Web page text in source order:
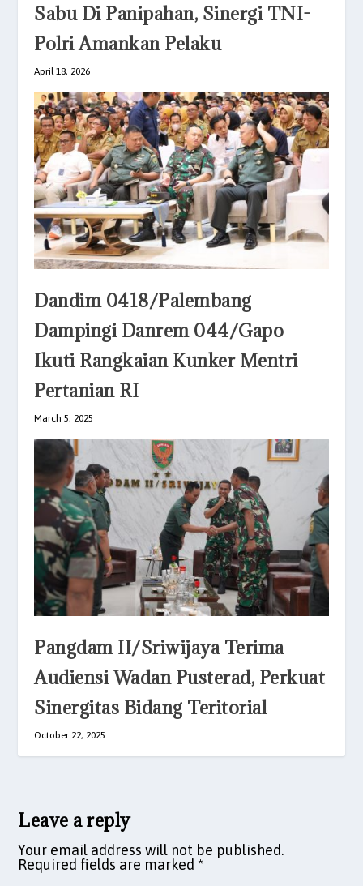
Sabu Di Panipahan, Sinergi TNI-
Polri Amankan Pelaku
April 18, 2026
Dandim 0418/Palembang
Dampingi Danrem 044/Gapo
Ikuti Rangkaian Kunker Mentri
Pertanian RI
March 5, 2025
Pangdam II/Sriwijaya Terima
Audiensi Wadan Pusterad, Perkuat
Sinergitas Bidang Teritorial
October 22, 2025
Leave a reply
Your email address will not be published.
Required fields are marked *